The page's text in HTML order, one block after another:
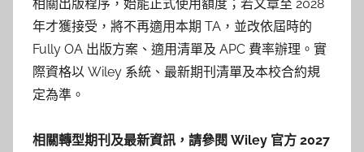
相關出版程序，始能正式使用額度；若文章至 2028
年才獲接受，將不再適用本期 TA，並改依屆時的
Fully OA 出版方案、適用清單及 APC 費率辦理。實
際資格以 Wiley 系統、最新期刊清單及本校合約規
定為準。
相關轉型期刊及最新資訊，請參閱 Wiley 官方 2027